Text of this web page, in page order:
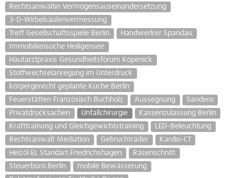
Rechtsanwältin Vermögensauseinandersetzung
3-D-Wirbelsäulenvermessung
Treff Gesellschaftsspiele Berlin
Handwerker Spandau
Immobiliensuche Heiligensee
Hautarztpraxis Gesundheitsforum Köpenick
Stoffwechselanregung im Unterdruck
körpergerecht geplante Küche Berlin
Feuerstätten Französisch Buchholz
Aussegnung
Sandero
Privatdrucksachen
Unfallchirurgie
Kassenzulassung Berlin
Krafttrainung und Gleichgewichtstraining
LED-Beleuchtung
Rechtsanwalt Mediation
Gebruchträder
Kardio-CT
Heizöl EL Standart Friedrichshagen
Rasenschnitt
Steuerbüro Berlin
mobile Bewässerung